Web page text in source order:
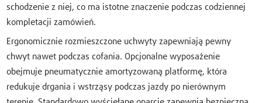
schodzenie z niej, co ma istotne znaczenie podczas codziennej
kompletacji zamówień.
Ergonomicznie rozmieszczone uchwyty zapewniają pewny
chwyt nawet podczas cofania. Opcjonalne wyposażenie
obejmuje pneumatycznie amortyzowaną platformę, która
redukuje drgania i wstrząsy podczas jazdy po nierównym